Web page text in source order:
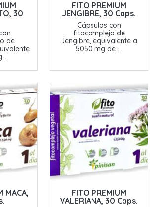
30
de
...
FITO PREMIUM
JENGIBRE, 30 Caps.
Cápsulas con
fitocomplejo de
Jengibre, equivalente a
5050 mg de ...
MACA,
FITO PREMIUM
VALERIANA, 30 Caps.